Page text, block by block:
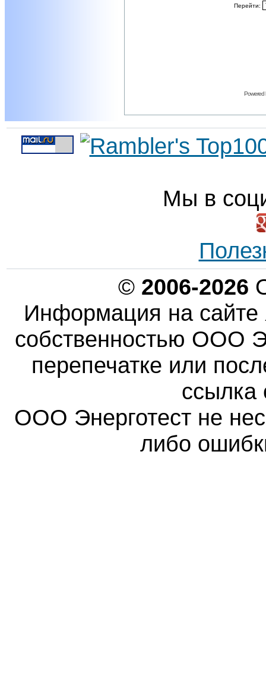
Перейти:
Powered
Мы в
© 2006-2026
Информация на сайте
собственностью ООО
перепечатке или
ссылка
ООО Энерготест не
либо